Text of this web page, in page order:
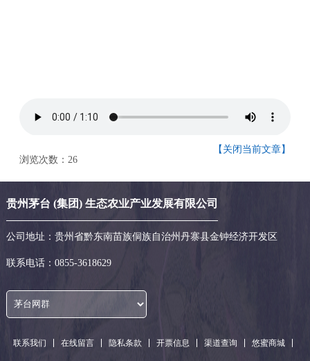
浏览次数： 26
【关闭当前文章】
贵州茅台 (集团) 生态农业产业发展有限公司
公司地址：贵州省黔东南苗族侗族自治州丹寨县金钟经济开发区
联系电话： 0855-3618629
联系我们 在线留言 隐私条款 开票信息 渠道查询 悠蜜商城